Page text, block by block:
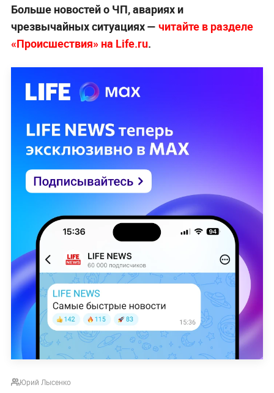
Больше новостей о ЧП, авариях и
чрезвычайных ситуациях — читайте в разделе
«Происшествия» на Life.ru.
Юрий Лысенко